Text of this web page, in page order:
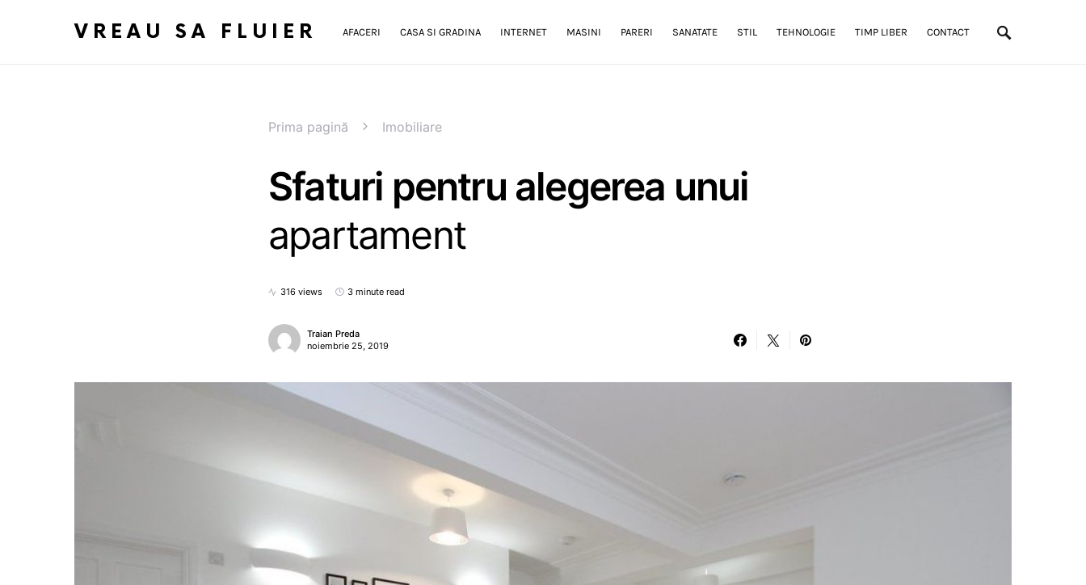
VREAU SA FLUIER AFACERI CASA SI GRADINA INTERNET MASINI PARERI SANATATE STIL TEHNOLOGIE TIMP LIBER CONTACT
Prima pagină Imobiliare
Sfaturi pentru alegerea unui
apartament
316 views 3 minute read
Traian Preda
noiembrie 25, 2019